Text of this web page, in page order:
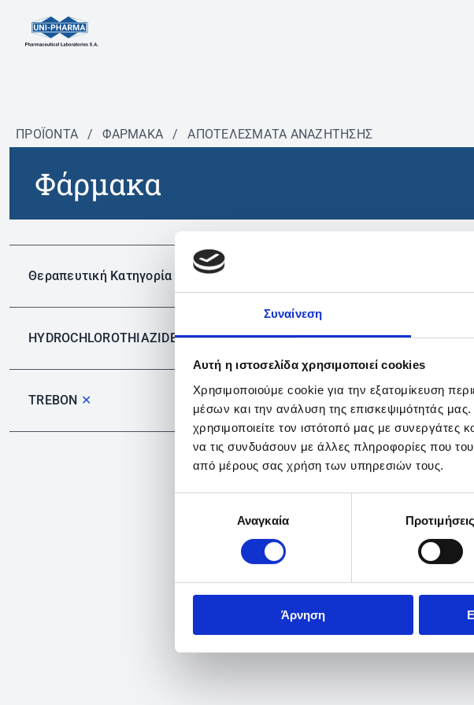
Συναίνεση
Αυτή η ιστοσελίδα χρησιμοποιεί cookies
Χρησιμοποιούμε cookie για την εξατομίκευση
μέσων και την ανάλυση της επισκεψιμότητάς
χρησιμοποιείτε τον ιστότοπό μας με
να τις συνδυάσουν με άλλες πληροφορίες που
από μέρους σας χρήση των υπηρεσιών τους.
συγκατάθεσηςΑναγκαία Προτιμήσεις
Άρνηση
ΠΡΟΪΟΝΤΑ / ΦΆΡΜΑΚΑ / ΑΠΟΤΕΛΕΣΜΑΤΑ ΑΝΑΖΗΤΗΣΗΣ
Φάρμακα
Θεραπευτική Κατηγορία
HYDROCHLOROTHIAZIDE✕
TREBON ✕
Δεν